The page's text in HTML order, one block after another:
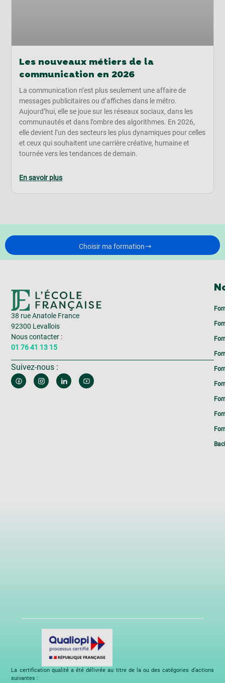
Les nouveaux métiers de la
communication en 2026
La communication n’est plus seulement une affaire de
messages publicitaires ou d’affiches dans le métro.
Aujourd’hui, elle se joue sur les réseaux sociaux, dans les
communautés et dans l’ombre des algorithmes. En 2026,
elle devient l’un des secteurs les plus dynamiques pour celles
et ceux qui souhaitent une carrière créative, humaine et
tournée vers les tendances de demain.
En savoir plus
Choisir ma formation
38 rue Anatole France
92300 Levallois
Nous contacter :
01 76 41 13 15
Suivez-nous :
La certification qualité a été délivrée au titre de la ou des catégories d’actions
suivantes :